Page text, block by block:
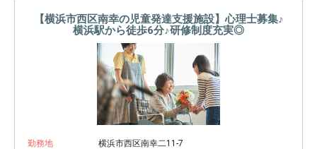
【横浜市西区南幸の児童発達支援施設】心理士募集♪
横浜駅から徒歩6分♪研修制度充実◎
勤務地 横浜市西区南幸二11-7